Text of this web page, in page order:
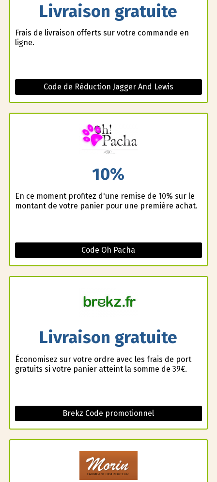
Livraison gratuite
Frais de livraison offerts sur votre commande en
ligne.
Code de Réduction Jagger And Lewis
10%
En ce moment profitez d'une remise de 10% sur le
montant de votre panier pour une première achat.
Code Oh Pacha
Livraison gratuite
Économisez sur votre ordre avec les frais de port
gratuits si votre panier atteint la somme de 39€.
Brekz Code promotionnel